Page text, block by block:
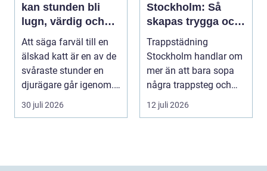
kan stunden bli
lugn, värdig och
trygg
Att säga farväl till en
älskad katt är en av de
svåraste stunder en
djurägare går igenom.
Beslutet o...
30 juli 2026
Stockholm: Så
skapas trygga och
trivsamma
trapphus
Trappstädning
Stockholm handlar om
mer än att bara sopa
några trappsteg och
torka en...
12 juli 2026